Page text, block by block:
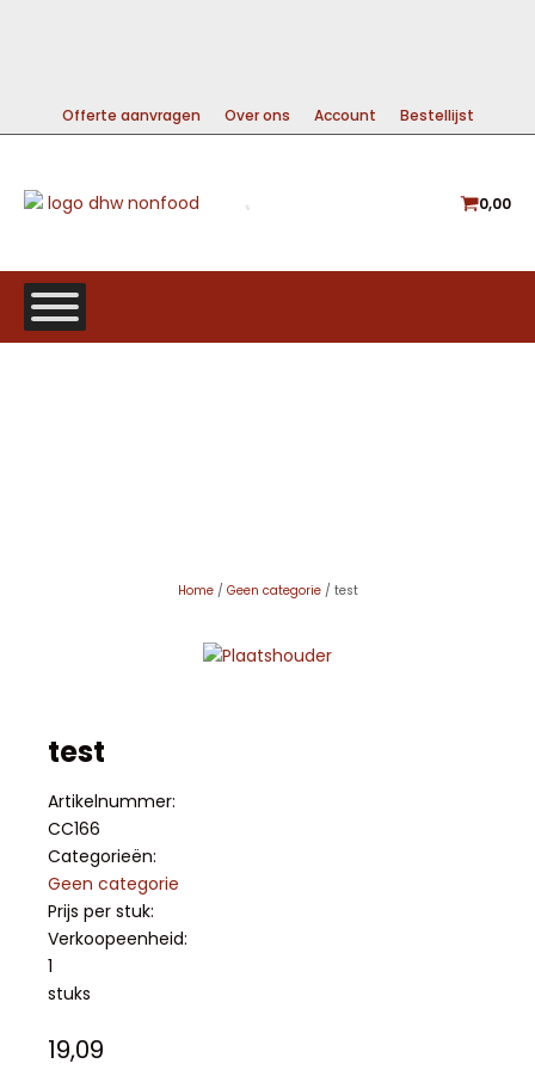
Offerte aanvragen Over ons Account Bestellijst
0,00
Home/ Geen categorie/ test
test
Artikelnummer:
CC166
Categorieën:
Geen categorie
Prijs per stuk:
Verkoopeenheid:
1
stuks
19,09